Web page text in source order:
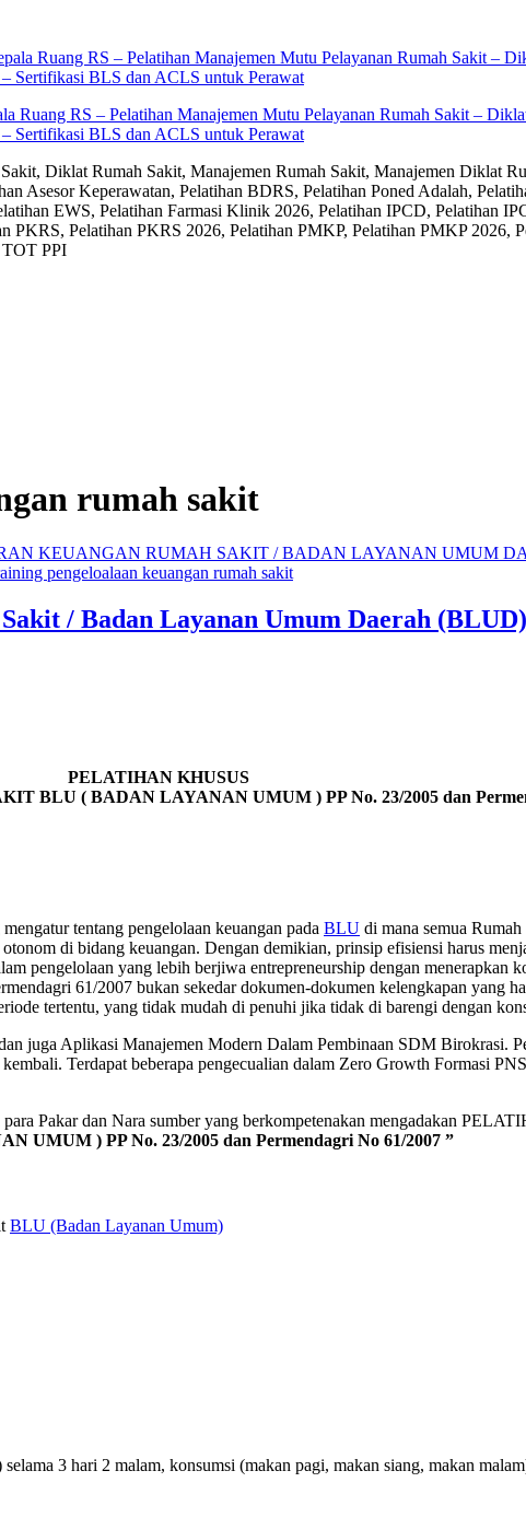
Ruang RS – Pelatihan Manajemen Mutu Pelayanan Rumah Sakit –
– Sertifikasi BLS dan ACLS untuk Perawat
Diklat Rumah Sakit, Manajemen Rumah Sakit, Manajemen Diklat
Asesor Keperawatan, Pelatihan BDRS, Pelatihan Poned Adalah,
EWS, Pelatihan Farmasi Klinik 2026, Pelatihan IPCD, Pelatihan
Pelatihan PKRS 2026, Pelatihan PMKP, Pelatihan PMKP 2026,
TOT PPI
rumah sakit
KEUANGAN RUMAH SAKIT / BADAN LAYANAN UMUM
pengeloalaan keuangan rumah sakit
/ Badan Layanan Umum Daerah (BLUD)
PELATIHAN KHUSUS
BLU ( BADAN LAYANAN UMUM ) PP No. 23/2005 dan
tentang pengelolaan keuangan pada BLU di mana semua
di bidang keuangan. Dengan demikian, prinsip efisiensi harus
pengelolaan yang lebih berjiwa entrepreneurship dengan menerapkan
61/2007 bukan sekedar dokumen-dokumen kelengkapan yang
tertentu, yang tidak mudah di penuhi jika tidak di barengi dengan
juga Aplikasi Manajemen Modern Dalam Pembinaan SDM Birokrasi.
Terdapat beberapa pengecualian dalam Zero Growth Formasi
para Pakar dan Nara sumber yang berkompetenakan mengadakan
UMUM ) PP No. 23/2005 dan Permendagri No 61/2007 ”
BLU (Badan Layanan Umum)
selama 3 hari 2 malam, konsumsi (makan pagi, makan siang, makan